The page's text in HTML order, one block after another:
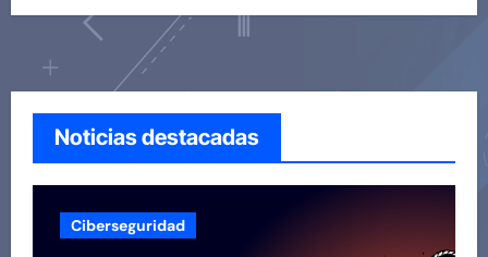
Noticias destacadas
Ciberseguridad